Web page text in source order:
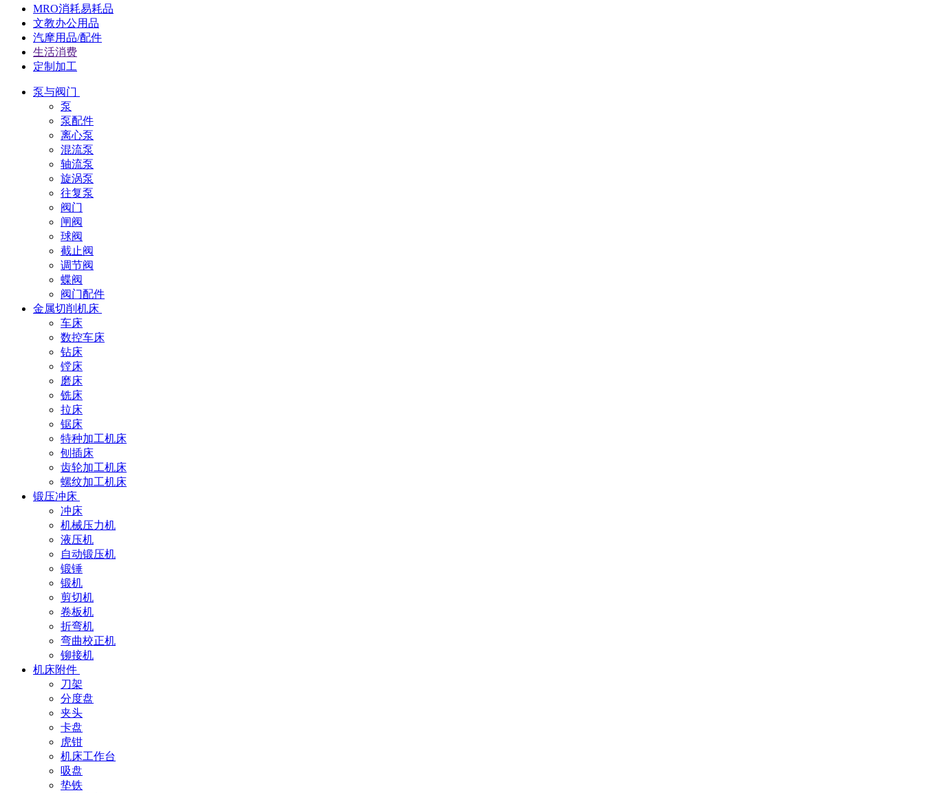
MRO消耗易耗品
文教办公用品
汽摩用品/配件
生活消费
定制加工
泵与阀门
泵
泵配件
离心泵
混流泵
轴流泵
旋涡泵
往复泵
阀门
闸阀
球阀
截止阀
调节阀
蝶阀
阀门配件
金属切削机床
车床
数控车床
钻床
镗床
磨床
铣床
拉床
锯床
特种加工机床
刨插床
齿轮加工机床
螺纹加工机床
锻压冲床
冲床
机械压力机
液压机
自动锻压机
锻锤
锻机
剪切机
卷板机
折弯机
弯曲校正机
铆接机
机床附件
刀架
分度盘
夹头
卡盘
虎钳
机床工作台
吸盘
垫铁